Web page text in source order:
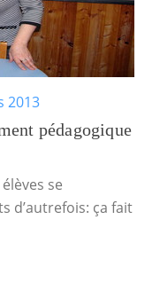
2013
pédagogique
se
d’autrefois: ça fait